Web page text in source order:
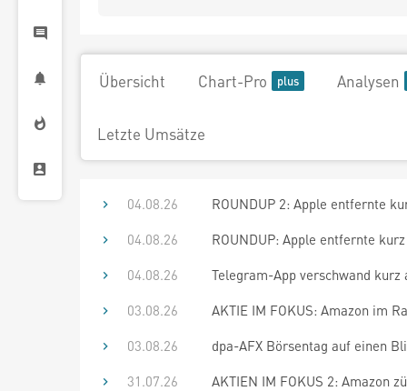
Übersicht Chart-Pro Analysen
Letzte Umsätze
04.08.26
ROUNDUP 2: Apple entfernte
04.08.26
ROUNDUP: Apple entfernte
04.08.26
Telegram-App verschwand kurz
03.08.26
AKTIE IM FOKUS: Amazon im
03.08.26
dpa-AFX Börsentag auf einen
31.07.26
AKTIEN IM FOKUS 2: Amazon